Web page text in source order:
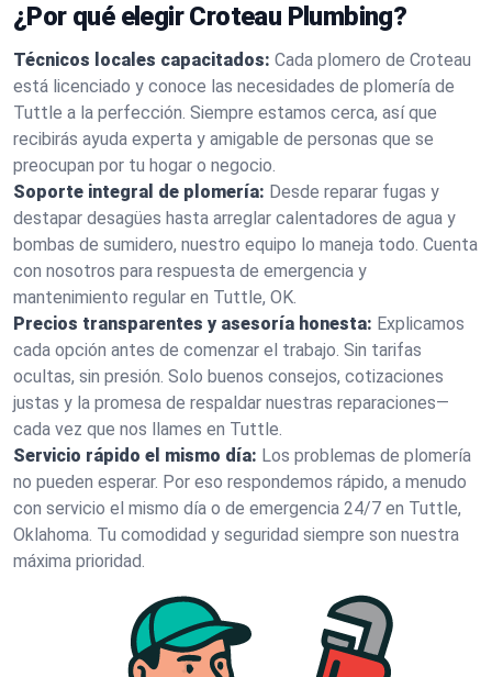
¿Por qué elegir Croteau Plumbing?
Técnicos locales capacitados: Cada plomero de Croteau
está licenciado y conoce las necesidades de plomería de
Tuttle a la perfección. Siempre estamos cerca, así que
recibirás ayuda experta y amigable de personas que se
preocupan por tu hogar o negocio.
Soporte integral de plomería: Desde reparar fugas y
destapar desagües hasta arreglar calentadores de agua y
bombas de sumidero, nuestro equipo lo maneja todo. Cuenta
con nosotros para respuesta de emergencia y
mantenimiento regular en Tuttle, OK.
Precios transparentes y asesoría honesta: Explicamos
cada opción antes de comenzar el trabajo. Sin tarifas
ocultas, sin presión. Solo buenos consejos, cotizaciones
justas y la promesa de respaldar nuestras reparaciones—
cada vez que nos llames en Tuttle.
Servicio rápido el mismo día: Los problemas de plomería
no pueden esperar. Por eso respondemos rápido, a menudo
con servicio el mismo día o de emergencia 24/7 en Tuttle,
Oklahoma. Tu comodidad y seguridad siempre son nuestra
máxima prioridad.